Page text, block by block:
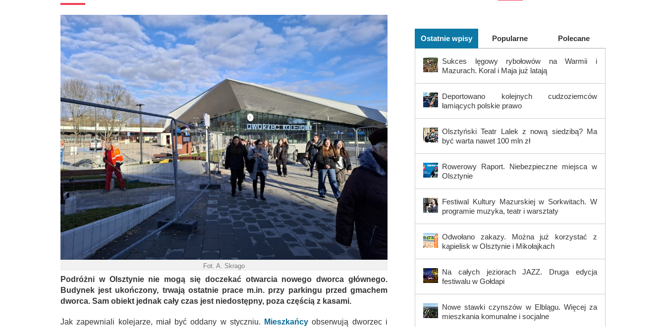
Fot. A. Skrago
Podróżni w Olsztynie nie mogą się doczekać otwarcia nowego dworca głównego.
Budynek jest ukończony, trwają ostatnie prace m.in. przy parkingu przed gmachem
dworca. Sam obiekt jednak cały czas jest niedostępny, poza częścią z kasami.
Jak zapewniali kolejarze, miał być oddany w styczniu. Mieszkańcy obserwują dworzec i
Ostatnie wpisy Popularne Polecane
Sukces lęgowy rybołowów na Warmii i
Mazurach. Koral i Maja już latają
Deportowano kolejnych cudzoziemców
łamiących polskie prawo
Olsztyński Teatr Lalek z nową siedzibą? Ma
być warta nawet 100 mln zł
Rowerowy Raport. Niebezpieczne miejsca w
Olsztynie
Festiwal Kultury Mazurskiej w Sorkwitach. W
programie muzyka, teatr i warsztaty
Odwołano zakazy. Można już korzystać z
kąpielisk w Olsztynie i Mikołajkach
Na całych jeziorach JAZZ. Druga edycja
festiwalu w Gołdapi
Nowe stawki czynszów w Elblągu. Więcej za
mieszkania komunalne i socjalne